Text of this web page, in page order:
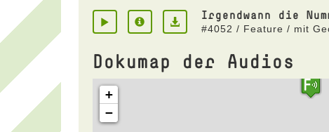
Irgendwann die
#4052 / Feature / mit
Dokumap der Audios